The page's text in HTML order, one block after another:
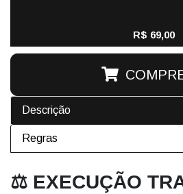
Descrição
Regras
⚖️ EXECUÇÃO
R$ 69,00